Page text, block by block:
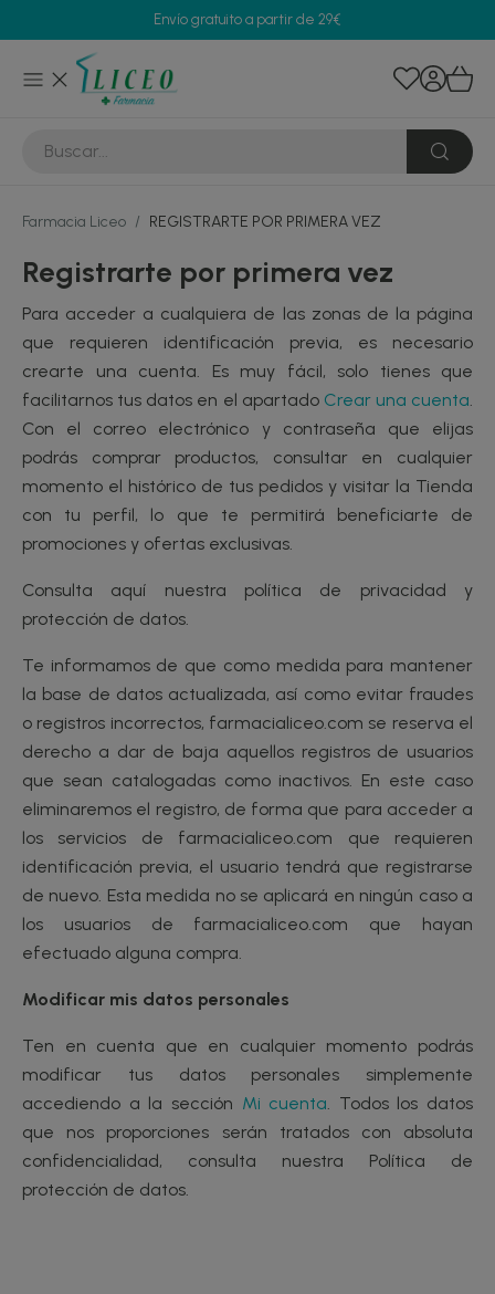
Envío gratuito a partir de 29€
Farmacia Liceo / REGISTRARTE POR PRIMERA VEZ
Registrarte por primera vez
Para acceder a cualquiera de las zonas de la página
que requieren identificación previa, es necesario
crearte una cuenta. Es muy fácil, solo tienes que
facilitarnos tus datos en el apartado Crear una cuenta.
Con el correo electrónico y contraseña que elijas
podrás comprar productos, consultar en cualquier
momento el histórico de tus pedidos y visitar la Tienda
con tu perfil, lo que te permitirá beneficiarte de
promociones y ofertas exclusivas.
Consulta aquí nuestra política de privacidad y
protección de datos.
Te informamos de que como medida para mantener
la base de datos actualizada, así como evitar fraudes
o registros incorrectos, farmacialiceo.com se reserva el
derecho a dar de baja aquellos registros de usuarios
que sean catalogadas como inactivos. En este caso
eliminaremos el registro, de forma que para acceder a
los servicios de farmacialiceo.com que requieren
identificación previa, el usuario tendrá que registrarse
de nuevo. Esta medida no se aplicará en ningún caso a
los usuarios de farmacialiceo.com que hayan
efectuado alguna compra.
Modificar mis datos personales
Ten en cuenta que en cualquier momento podrás
modificar tus datos personales simplemente
accediendo a la sección Mi cuenta. Todos los datos
que nos proporciones serán tratados con absoluta
confidencialidad, consulta nuestra Política de
protección de datos.